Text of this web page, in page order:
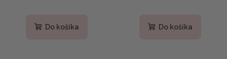
produktu
Do košíka Do košíka